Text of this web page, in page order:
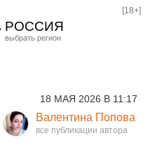
РОССИЯ
Курган
Оренбург
[18+]
18 МАЯ 2026 В 11:17
Валентина Попова